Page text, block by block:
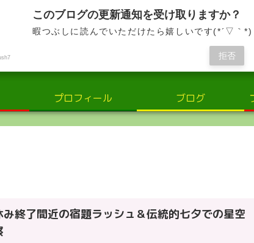
小さな輝き、大きな感動。子供と共に歩む、喜びと学びの日々
な輝き：子供の世界での喜び
プロフィール ブログ
み終了間近の宿題ラッシュ＆伝統的七夕での星空
このブログの更新通知を受け取りますか？
暇つぶしに読んでいただけたら嬉しいです(*´▽｀*)
拒否